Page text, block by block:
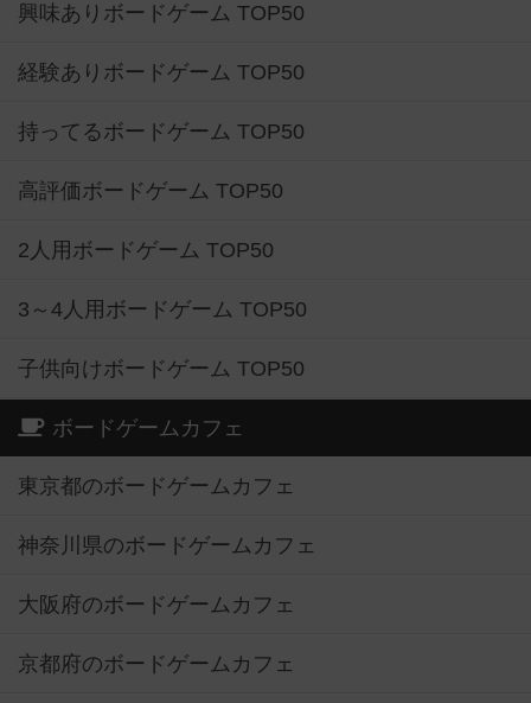
興味ありボードゲーム TOP50
経験ありボードゲーム TOP50
持ってるボードゲーム TOP50
高評価ボードゲーム TOP50
2人用ボードゲーム TOP50
3～4人用ボードゲーム TOP50
子供向けボードゲーム TOP50
ボードゲームカフェ
東京都のボードゲームカフェ
神奈川県のボードゲームカフェ
大阪府のボードゲームカフェ
京都府のボードゲームカフェ